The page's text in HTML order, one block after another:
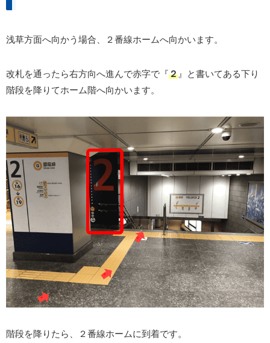
浅草方面へ向かう場合、２番線ホームへ向かいます。
改札を通ったら右方向へ進んで赤字で『２ 』と書いてある下り
階段を降りてホーム階へ向かいます。
階段を降りたら、２番線ホームに到着です。